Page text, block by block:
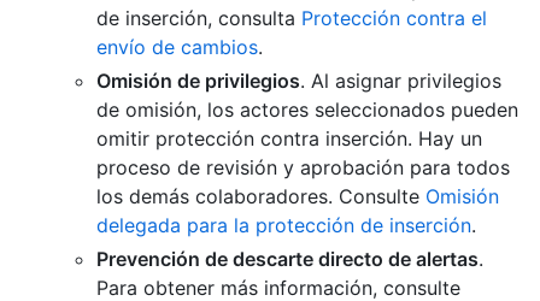
de inserción, consulta Protección contra el
envío de cambios.
Omisión de privilegios. Al asignar privilegios
de omisión, los actores seleccionados pueden
omitir protección contra inserción. Hay un
proceso de revisión y aprobación para todos
los demás colaboradores. Consulte Omisión
delegada para la protección de inserción.
Prevención de descarte directo de alertas.
Para obtener más información, consulte